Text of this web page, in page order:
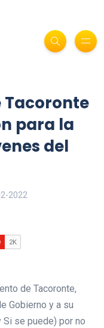
Tacoronte
para la
del
2022
de Tacoronte,
Gobierno y a su
Si se puede) por no